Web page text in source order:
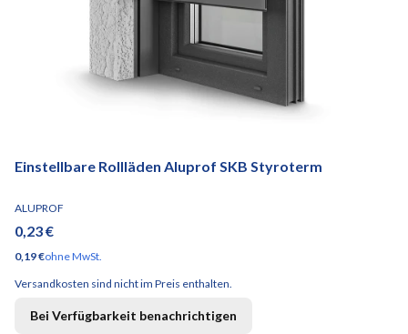
Einstellbare Rollläden Aluprof SKB Styroterm
HERSTELLER
ALUPROF
Preis
0,23 €
Preis
0,19 €ohne MwSt.
Versandkosten sind nicht im Preis enthalten.
Bei Verfügbarkeit benachrichtigen